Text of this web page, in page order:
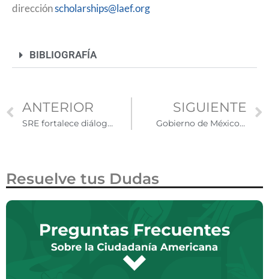
direcciónscholarships@laef.org
BIBLIOGRAFÍA
ANTERIOR
SRE fortalece diálogo con congresistas y autoridades de Arizona
SIGUIENTE
Gobierno de México inicia programa de repatriación ‘México te Abraza’
Resuelve tus Dudas